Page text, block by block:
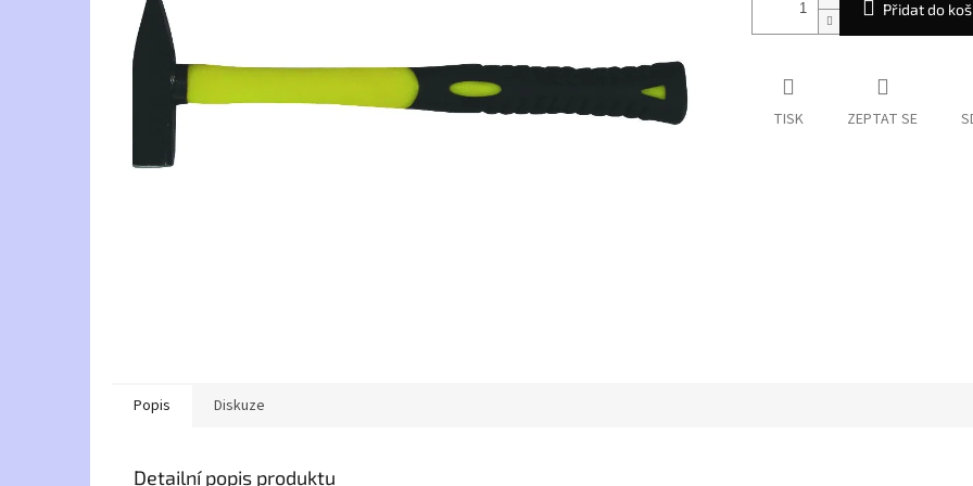
Přidat do
TISK ZEPTAT SE
Popis Diskuze
Detailní popis produktu